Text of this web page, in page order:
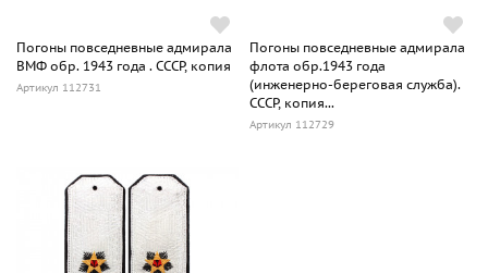
Погоны повседневные адмирала
ВМФ обр. 1943 года . СССР, копия
Артикул 112731
Погоны повседневные адмирала
флота обр.1943 года
(инженерно-береговая служба).
СССР, копия...
Артикул 112729